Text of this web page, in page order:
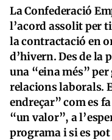
La Confederació
l’acord assolit per
la contractació en
d’hivern. Des de la
una “eina més”
relacions laborals.
endreçar” com es
“un valor”, a
programa i si es